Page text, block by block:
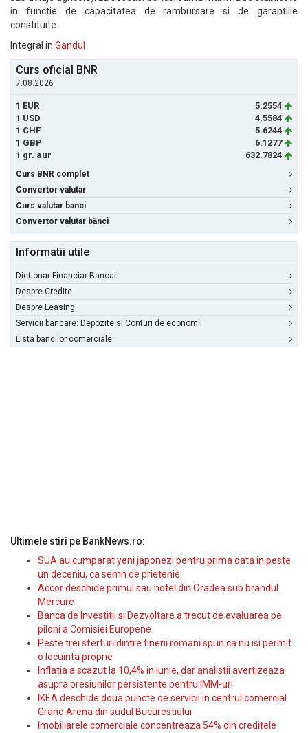
in functie de capacitatea de rambursare si de garantiile
constituite.
Integral in Gandul
Curs oficial BNR
7.08.2026
1 EUR
5.2554
1 USD
4.5584
1 CHF
5.6244
1 GBP
6.1277
1 gr. aur
632.7824
Curs BNR complet
Convertor valutar
Curs valutar banci
Convertor valutar bănci
Informatii utile
Dictionar Financiar-Bancar
Despre Credite
Despre Leasing
Servicii bancare: Depozite si Conturi de economii
Lista bancilor comerciale
Ultimele stiri pe BankNews.ro:
SUA au cumparat yeni japonezi pentru prima data in peste
un deceniu, ca semn de prietenie
Accor deschide primul sau hotel din Oradea sub brandul
Mercure
Banca de Investitii si Dezvoltare a trecut de evaluarea pe
piloni a Comisiei Europene
Peste trei sferturi dintre tinerii romani spun ca nu isi permit
o locuinta proprie
Inflatia a scazut la 10,4% in iunie, dar analistii avertizeaza
asupra presiunilor persistente pentru IMM-uri
IKEA deschide doua puncte de servicii in centrul comercial
Grand Arena din sudul Bucurestiului
Imobiliarele comerciale concentreaza 54% din creditele